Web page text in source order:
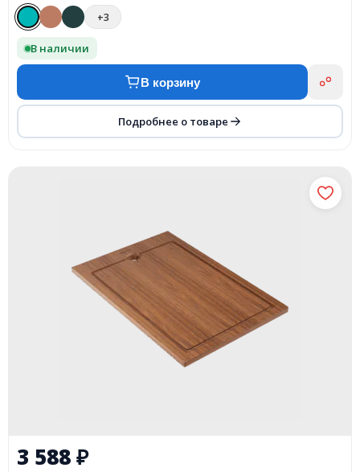
+3
В наличии
В корзину
Подробнее о товаре
3 588₽